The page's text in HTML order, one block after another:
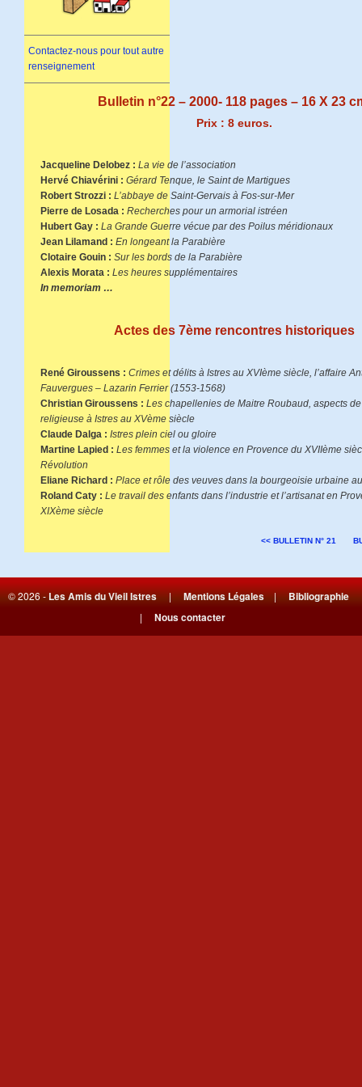
Contactez-nous pour tout autre
renseignement
Bulletin n°22 – 2000- 118 pages – 16 X 23
Prix : 8 euros.
Jacqueline Delobez : La vie de l’association
Hervé Chiavérini : Gérard Tenque, le Saint de Martigues
Robert Strozzi : L’abbaye de Saint-Gervais à Fos-sur-Mer
Pierre de Losada : Recherches pour un armorial istréen
Hubert Gay : La Grande Guerre vécue par des Poilus méridionaux
Jean Lilamand : En longeant la Parabière
Clotaire Gouin : Sur les bords de la Parabière
Alexis Morata : Les heures supplémentaires
In memoriam …
Actes des 7ème rencontres historiques
René Giroussens : Crimes et délits à Istres au XVIème siècle, l’affaire
Fauvergues – Lazarin Ferrier (1553-1568)
Christian Giroussens : Les chapellenies de Maitre Roubaud, aspects
religieuse à Istres au XVème siècle
Claude Dalga : Istres plein ciel ou gloire
Martine Lapied : Les femmes et la violence en Provence du XVIIème
Révolution
Eliane Richard : Place et rôle des veuves dans la bourgeoisie urbaine
Roland Caty : Le travail des enfants dans l’industrie et l’artisanat en
XIXème siècle
<< BULLETIN N° 21
© 2026 -Les Amis du Vieil Istres|Mentions Légales|Bibliographie
| Nous contacter